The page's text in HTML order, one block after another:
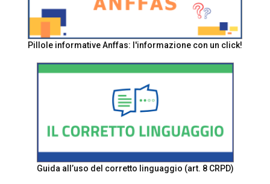
Pillole informative Anffas: l'informazione con un click!
Guida all’uso del corretto linguaggio (art. 8 CRPD)